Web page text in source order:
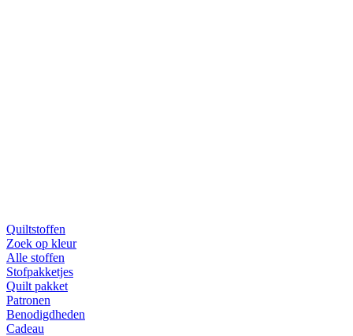
Quiltstoffen
Zoek op kleur
Alle stoffen
Stofpakketjes
Quilt pakket
Patronen
Benodigdheden
Cadeau